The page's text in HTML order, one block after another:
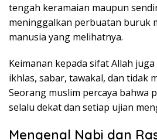
tengah keramaian maupun
meninggalkan perbuatan buruk
manusia yang melihatnya.
Keimanan kepada sifat Allah
ikhlas, sabar, tawakal, dan tidak
Seorang muslim percaya bahwa
selalu dekat dan setiap ujian
Mengenal Nabi dan